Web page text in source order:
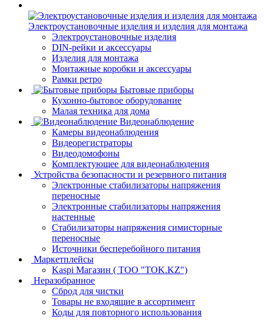
Электроустановочные изделия и изделия для монтажа
Электроустановочные изделия
DIN-рейки и аксессуары
Изделия для монтажа
Монтажные коробки и аксессуары
Рамки ретро
Бытовые приборы
Кухонно-бытовое оборудование
Малая техника для дома
Видеонаблюдение
Камеры видеонаблюдения
Видеорегистраторы
Видеодомофоны
Комплектующее для видеонаблюдения
Устройства безопасности и резервного питания
Электронные стабилизаторы напряжения
переносные
Электронные стабилизаторы напряжения
настенные
Стабилизаторы напряжения симисторные
переносные
Источники бесперебойного питания
Маркетплейсы
Kaspi Магазин ( ТОО "TOK.KZ")
Неразобранное
Сброд для чистки
Товары не входящие в ассортимент
Коды для повторного использования